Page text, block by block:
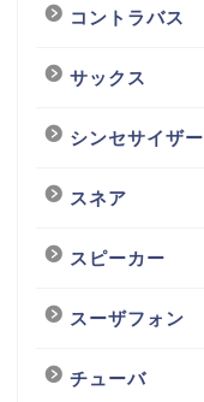
コントラバス
サックス
シンセサイザー
スネア
スピーカー
スーザフォン
チューバ